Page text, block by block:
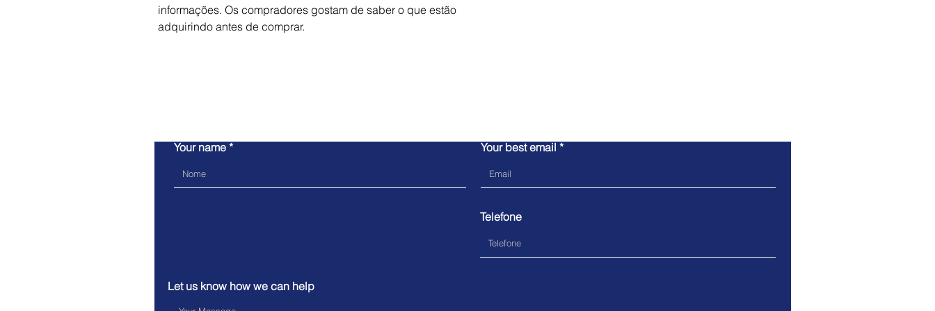
informações. Os compradores gostam de saber o que estão
adquirindo antes de comprar.
Your name Your best email
Telefone
Let us know how we can help